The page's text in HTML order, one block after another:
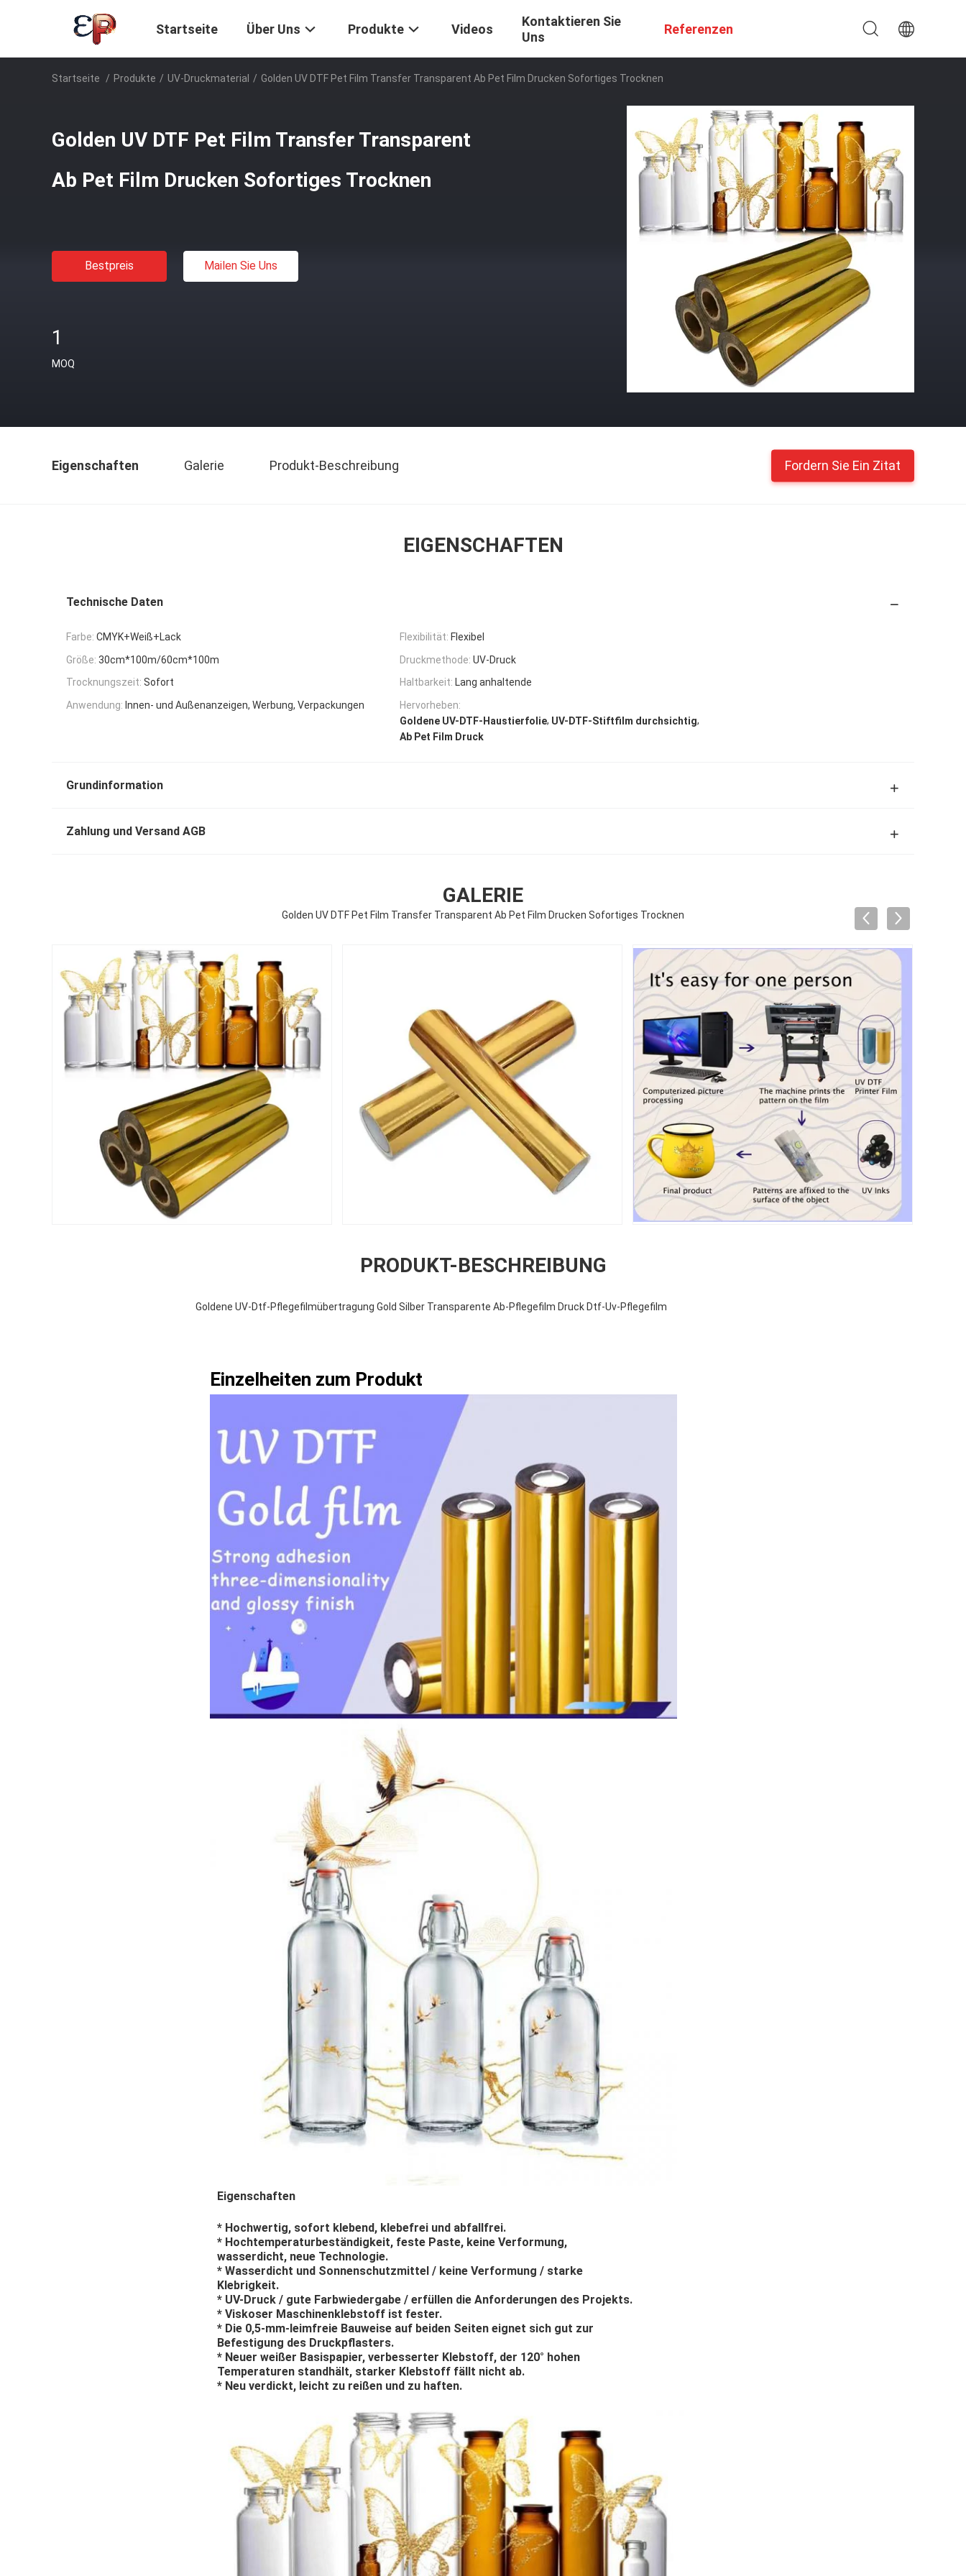
Startseite Über Uns Produkte Videos
Kontaktieren Sie
Uns
Referenzen
Startseite / Produkte / UV-Druckmaterial / Golden UV DTF Pet Film Transfer Transparent Ab Pet Film Drucken Sofortiges Trocknen
Golden UV DTF Pet Film Transfer Transparent
Ab Pet Film Drucken Sofortiges Trocknen
Bestpreis Mailen Sie Uns
1
MOQ
Eigenschaften Galerie Produkt-Beschreibung Fordern Sie Ein Zitat
EIGENSCHAFTEN
Technische Daten
Farbe: CMYK+Weiß+Lack Flexibilität: Flexibel
Größe: 30cm*100m/60cm*100m Druckmethode: UV-Druck
Trocknungszeit: Sofort Haltbarkeit: Lang anhaltende
Anwendung: Innen- und Außenanzeigen, Werbung, Verpackungen
Hervorheben:
Goldene UV-DTF-Haustierfolie, UV-DTF-Stiftfilm durchsichtig,
Ab Pet Film Druck
Grundinformation
Zahlung und Versand AGB
GALERIE
Golden UV DTF Pet Film Transfer Transparent Ab Pet Film Drucken Sofortiges Trocknen
PRODUKT-BESCHREIBUNG
Goldene UV-Dtf-Pflegefilmübertragung Gold Silber Transparente Ab-Pflegefilm Druck Dtf-Uv-Pflegefilm
Einzelheiten zum Produkt
Eigenschaften
* Hochwertig, sofort klebend, klebefrei und abfallfrei.
* Hochtemperaturbeständigkeit, feste Paste, keine Verformung,
wasserdicht, neue Technologie.
* Wasserdicht und Sonnenschutzmittel / keine Verformung / starke
Klebrigkeit.
* UV-Druck / gute Farbwiedergabe / erfüllen die Anforderungen des Projekts.
* Viskoser Maschinenklebstoff ist fester.
* Die 0,5-mm-leimfreie Bauweise auf beiden Seiten eignet sich gut zur
Befestigung des Druckpflasters.
* Neuer weißer Basispapier, verbesserter Klebstoff, der 120° hohen
Temperaturen standhält, starker Klebstoff fällt nicht ab.
* Neu verdickt, leicht zu reißen und zu haften.